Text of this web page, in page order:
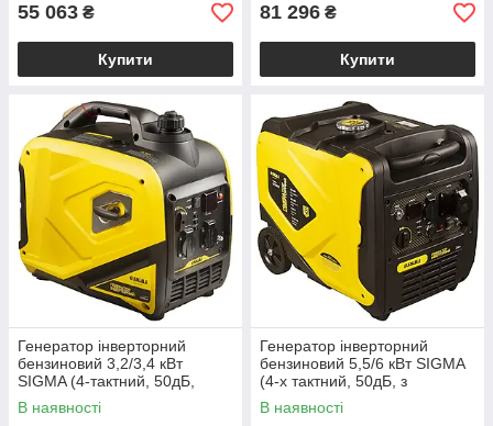
55 063 ₴
Купити
81 296 ₴
Купити
Генератор інверторний
бензиновий 3,2/3,4 кВт
SIGMA (4-тактний, 50дБ,
ручний запуск)
електрогенератор
В наявності
Генератор інверторний
бензиновий 5,5/6 кВт SIGMA
(4-х тактний, 50дБ, з
виведенням під АВР)
електрогенератор
В наявності